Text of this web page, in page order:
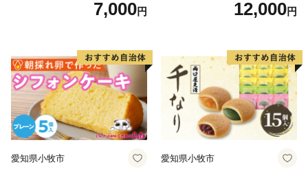
7,000円 12,000円
愛知県小牧市 愛知県小牧市